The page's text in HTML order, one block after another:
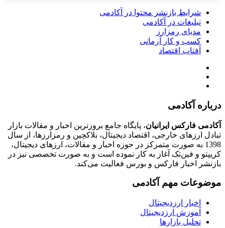
شرایط بازنشر محتوا در آکادمی
تبلیغات در آکادمی
مدیای رمزارز
کسب و کار آرمانی
آفتاب اقتصاد
درباره آکادمی
آکادمی فارکس ایرانیان، پایگاه جامع بروزترین اخبار و مقالات بازار
تبادل ارزهای خارجی، اقتصاد دیجیتال، بلاکچین و رمزارزها، از سال
1398 به صورت متمرکز در حوزه اخبار و مقالات، ارزهای‌ دیجیتال،
کریپتو و فین‌تک آغاز به کار نموده است و به صورت تخصصی نیز در
بازنشر اخبار فارکس و بورس فعالیت می‌کند.
موضوعات مهم آکادمی
اخبار ارزدیجیتال
آموزش ارزدیجیتال
تحلیل بازارها